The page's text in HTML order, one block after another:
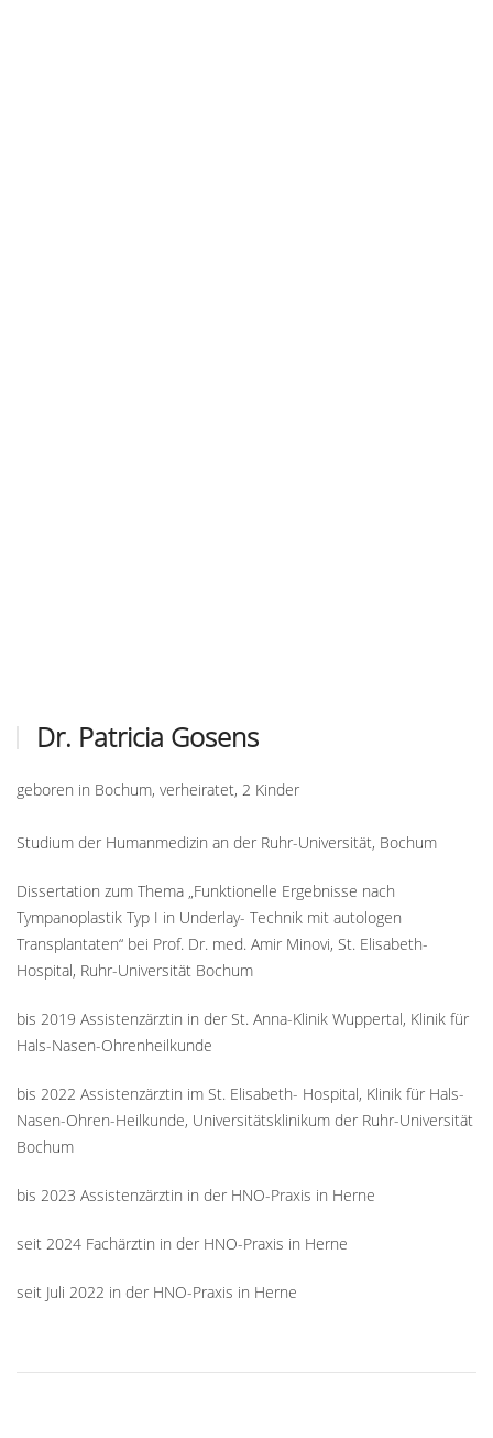
Dr. Patricia Gosens
geboren in Bochum, verheiratet, 2 Kinder
Studium der Humanmedizin an der Ruhr-Universität, Bochum
Dissertation zum Thema „Funktionelle Ergebnisse nach
Tympanoplastik Typ I in Underlay- Technik mit autologen
Transplantaten“ bei Prof. Dr. med. Amir Minovi, St. Elisabeth-
Hospital, Ruhr-Universität Bochum
bis 2019 Assistenzärztin in der St. Anna-Klinik Wuppertal, Klinik für
Hals-Nasen-Ohrenheilkunde
bis 2022 Assistenzärztin im St. Elisabeth- Hospital, Klinik für Hals-
Nasen-Ohren-Heilkunde, Universitätsklinikum der Ruhr-Universität
Bochum
bis 2023 Assistenzärztin in der HNO-Praxis in Herne
seit 2024 Fachärztin in der HNO-Praxis in Herne
seit Juli 2022 in der HNO-Praxis in Herne